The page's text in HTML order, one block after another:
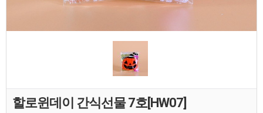
할로윈데이 간식선물 7호[HW07]